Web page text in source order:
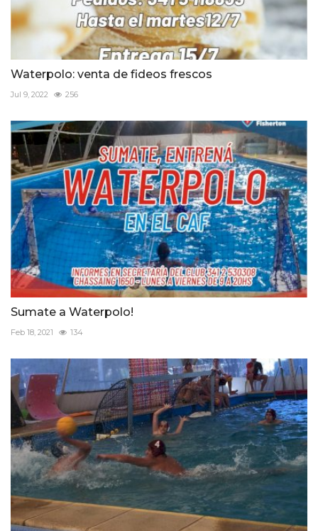
Waterpolo: venta de fideos frescos
Jul 9, 2022 256
Sumate a Waterpolo!
Feb 18, 2021 134